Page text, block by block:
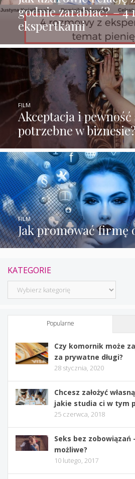
godnie zarabiać? – 4
ekspertkami
Akceptacja i pewność
potrzebne w
FILM
Jak promować firmę
FILM
KATEGORIE
Kategorie
Popularne
Czy komornik może
za prywatne długi?
28 stycznia, 2020
Chcesz założyć
jakie studia ci w tym
25 czerwca, 2018
Seks bez zobowiązań
możliwe?
10 lutego, 2017